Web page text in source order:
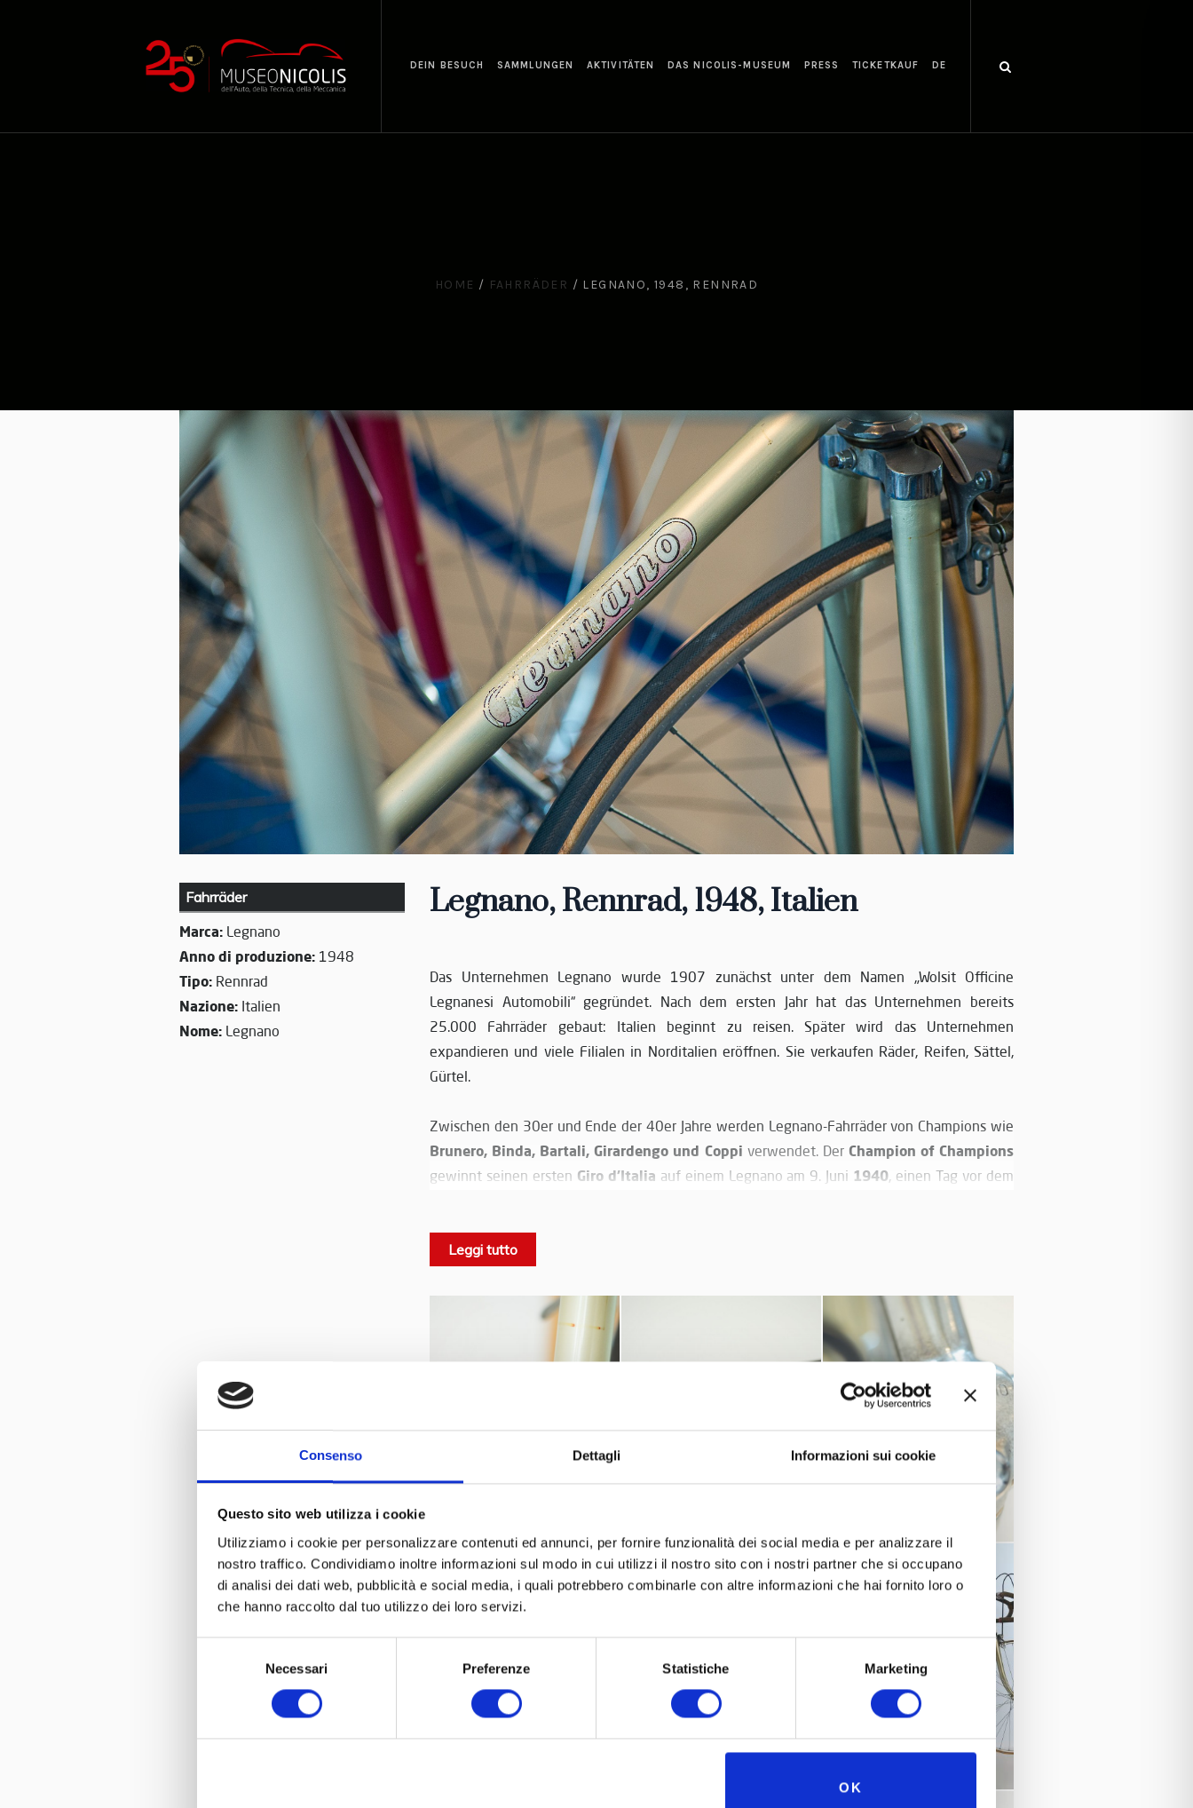
Consenso Dettagli Informazioni sui cookie
Questo sito web utilizza i cookie
Utilizziamo i cookie per personalizzare contenuti ed annunci, per fornire funzionalità dei social media e per analizzare il
nostro traffico. Condividiamo inoltre informazioni sul modo in cui utilizzi il nostro sito con i nostri partner che si occupano
di analisi dei dati web, pubblicità e social media, i quali potrebbero combinarle con altre informazioni che hai fornito loro o
che hanno raccolto dal tuo utilizzo dei loro servizi.
Necessari Preferenze Statistiche Marketing
OK
DEIN BESUCH SAMMLUNGEN AKTIVITÄTEN DAS NICOLIS-MUSEUM PRESS TICKETKAUF DE
HOME / FAHRRÄDER / LEGNANO, 1948, RENNRAD
Fahrräder
Marca: Legnano
Anno di produzione: 1948
Tipo: Rennrad
Nazione: Italien
Nome: Legnano
Legnano, Rennrad, 1948, Italien
Das Unternehmen Legnano wurde 1907 zunächst unter dem Namen „Wolsit Officine
Legnanesi Automobili“ gegründet. Nach dem ersten Jahr hat das Unternehmen bereits
25.000 Fahrräder gebaut: Italien beginnt zu reisen. Später wird das Unternehmen
expandieren und viele Filialen in Norditalien eröffnen. Sie verkaufen Räder, Reifen, Sättel,
Gürtel.
Zwischen den 30er und Ende der 40er Jahre werden Legnano-Fahrräder von Champions wie
Brunero, Binda, Bartali, Girardengo und Coppi verwendet. Der Champion of Champions
gewinnt seinen ersten Giro d’Italia auf einem Legnano am 9. Juni 1940, einen Tag vor dem
AuchGino Bartali
1948 gewann er dieTour de France.Er gewann die Tour und „rettete“ Italien vor den
sozialen Unruhen nach dem Angriff auf Togliatti.
4-Gang Campagnolo-Getriebe
Ambrosio-Lenker
Universalbremsen
Leggi tutto